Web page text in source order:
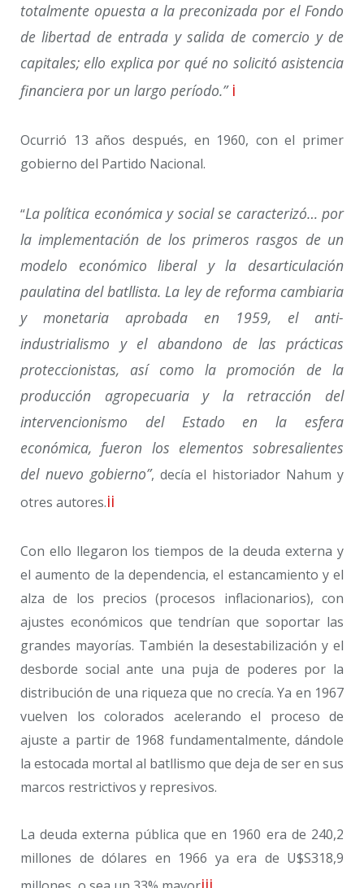
totalmente opuesta a la preconizada por el Fondo
de libertad de entrada y salida de comercio y de
capitales; ello explica por qué no solicitó asistencia
financiera por un largo período.” i
Ocurrió 13 años después, en 1960, con el primer
gobierno del Partido Nacional.
“La política económica y social se caracterizó… por
la implementación de los primeros rasgos de un
modelo económico liberal y la desarticulación
paulatina del batllista. La ley de reforma cambiaria
y monetaria aprobada en 1959, el anti-
industrialismo y el abandono de las prácticas
proteccionistas, así como la promoción de la
producción agropecuaria y la retracción del
intervencionismo del Estado en la esfera
económica, fueron los elementos sobresalientes
del nuevo gobierno”, decía el historiador Nahum y
otres autores.ii
Con ello llegaron los tiempos de la deuda externa y
el aumento de la dependencia, el estancamiento y el
alza de los precios (procesos inflacionarios), con
ajustes económicos que tendrían que soportar las
grandes mayorías. También la desestabilización y el
desborde social ante una puja de poderes por la
distribución de una riqueza que no crecía. Ya en 1967
vuelven los colorados acelerando el proceso de
ajuste a partir de 1968 fundamentalmente, dándole
la estocada mortal al batllismo que deja de ser en sus
marcos restrictivos y represivos.
La deuda externa pública que en 1960 era de 240,2
millones de dólares en 1966 ya era de U$S318,9